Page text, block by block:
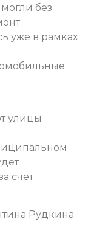
без
уже в рамках
улицы
счет
Рудкина